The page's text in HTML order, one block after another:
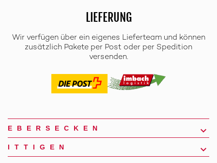
LIEFERUNG
Wir verfügen über ein eigenes Lieferteam und können
zusätzlich Pakete per Post oder per Spedition
versenden.
EBERSECKEN
ITTIGEN